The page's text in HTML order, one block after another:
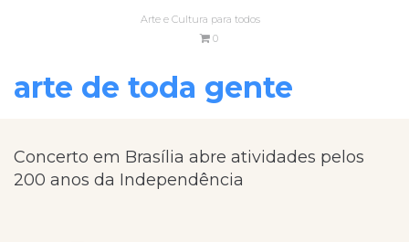
Arte e Cultura para todos
0
arte de toda gente
Concerto em Brasília abre atividades pelos
200 anos da Independência